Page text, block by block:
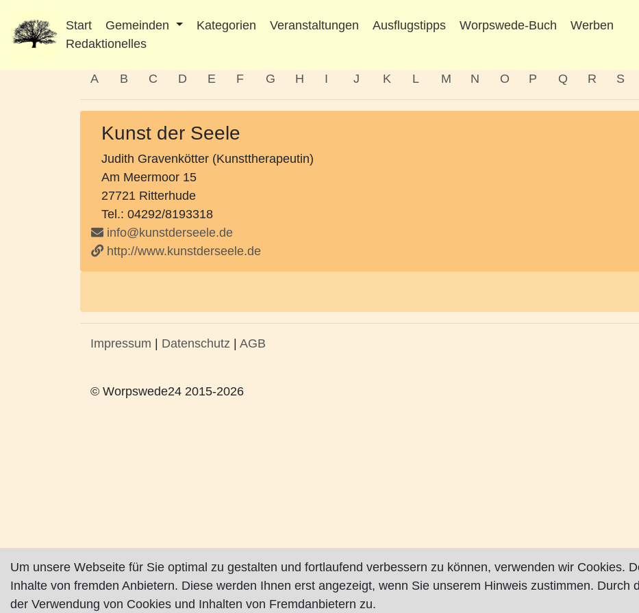
Start Gemeinden Kategorien Veranstaltungen Ausflugstipps Worpswede-Buch
Werben
Redaktionelles
A B C D E F G H I J K L M N O P Q R S
Kunst der Seele
Judith Gravenkötter (Kunsttherapeutin)
Am Meermoor 15
27721 Ritterhude
Tel.: 04292/8193318
info@kunstderseele.de
http://www.kunstderseele.de
Impressum Datenschutz AGB
© Worpswede24 2015-2026
Um unsere Webseite für Sie optimal zu gestalten und fortlaufend verbessern zu können, verwenden wir Cookies.
Inhalte von fremden Anbietern. Diese werden Ihnen erst angezeigt, wenn Sie unserem Hinweis zustimmen.
der Verwendung von Cookies und Inhalten von Fremdanbietern zu.